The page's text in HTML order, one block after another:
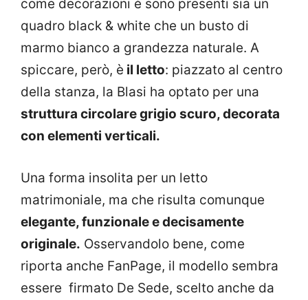
come decorazioni è sono presenti sia un
quadro black & white che un busto di
marmo bianco a grandezza naturale. A
spiccare, però, è il letto: piazzato al centro
della stanza, la Blasi ha optato per una
struttura circolare grigio scuro, decorata
con elementi verticali.
Una forma insolita per un letto
matrimoniale, ma che risulta comunque
elegante, funzionale e decisamente
originale. Osservandolo bene, come
riporta anche FanPage, il modello sembra
essere firmato De Sede, scelto anche da